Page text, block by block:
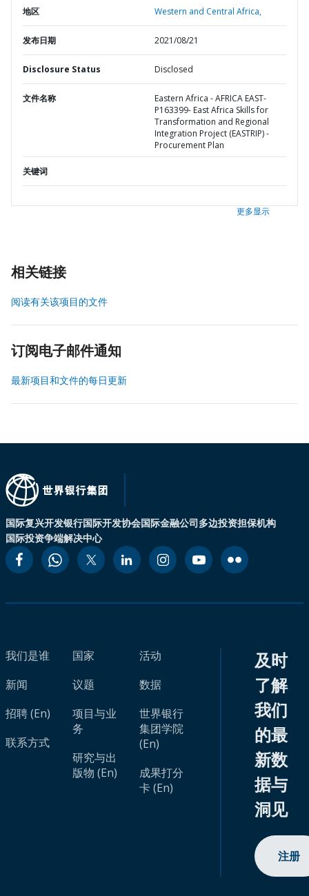
地区 Western and Central Africa,
发布日期 2021/08/21
Disclosure Status Disclosed
文件名称
Eastern Africa - AFRICA EAST-
P163399- East Africa Skills for
Transformation and Regional
Integration Project (EASTRIP) -
Procurement Plan
关键词
更多显示
相关链接
阅读有关该项目的文件
订阅电子邮件通知
最新项目和文件的每日更新
国际复兴开发银行国际开发协会国际金融公司多边投资担保机构
国际投资争端解决中心
我们是谁
新闻
招聘 (En)
联系方式
国家
议题
项目与业
务
研究与出
版物 (En)
活动
数据
世界银行
集团学院
(En)
成果打分
卡 (En)
及时
了解
我们
的最
新数
据与
洞见
注册